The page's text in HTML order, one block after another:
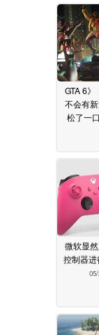
GTA 6》
不会有
松了一
微软显
控制器